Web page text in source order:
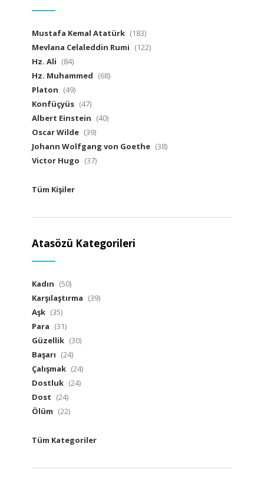
Mustafa Kemal Atatürk (183)
Mevlana Celaleddin Rumi (122)
Hz. Ali (84)
Hz. Muhammed (68)
Platon (49)
Konfüçyüs (47)
Albert Einstein (40)
Oscar Wilde (39)
Johann Wolfgang von Goethe (38)
Victor Hugo (37)
Tüm Kişiler
Atasözü Kategorileri
Kadın (50)
Karşılaştırma (39)
Aşk (35)
Para (31)
Güzellik (30)
Başarı (24)
Çalışmak (24)
Dostluk (24)
Dost (24)
Ölüm (22)
Tüm Kategoriler